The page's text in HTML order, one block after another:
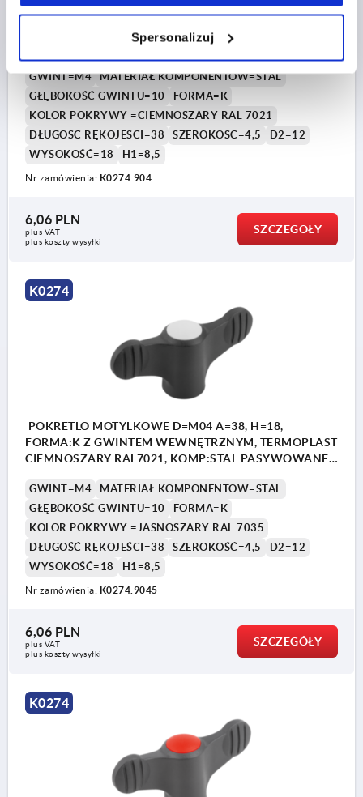
Spersonalizuj
POKRETLO MOTYLKOWE D=M04 A=38, H=18,
FORMA:K Z GWINTEM WEWNĘTRZNYM, TERMOPLAST
CIEMNOSZARY RAL7021, KOMP:STAL PASYWOWANEJ
NA NIEBIESKO, CIEMNOSZARY RAL7021
GWINT=M4
MATERIAŁ KOMPONENTÓW=STAL
GŁĘBOKOŚĆ GWINTU=10
FORMA=K
KOLOR POKRYWY =CIEMNOSZARY RAL 7021
DŁUGOŚĆ RĘKOJEŚCI=38
SZEROKOŚĆ=4,5
D2=12
WYSOKOŚĆ=18
H1=8,5
Nr zamówienia: K0274.904
6,06 PLN
plus VAT
plus koszty wysyłki
SZCZEGÓŁY
K0274
POKRETLO MOTYLKOWE D=M04 A=38, H=18,
FORMA:K Z GWINTEM WEWNĘTRZNYM, TERMOPLAST
CIEMNOSZARY RAL7021, KOMP:STAL PASYWOWANEJ
GWINT=M4
MATERIAŁ KOMPONENTÓW=STAL
GŁĘBOKOŚĆ GWINTU=10
FORMA=K
KOLOR POKRYWY =JASNOSZARY RAL 7035
DŁUGOŚĆ RĘKOJEŚCI=38
SZEROKOŚĆ=4,5
D2=12
WYSOKOŚĆ=18
H1=8,5
Nr zamówienia: K0274.9045
6,06 PLN
plus VAT
plus koszty wysyłki
SZCZEGÓŁY
K0274